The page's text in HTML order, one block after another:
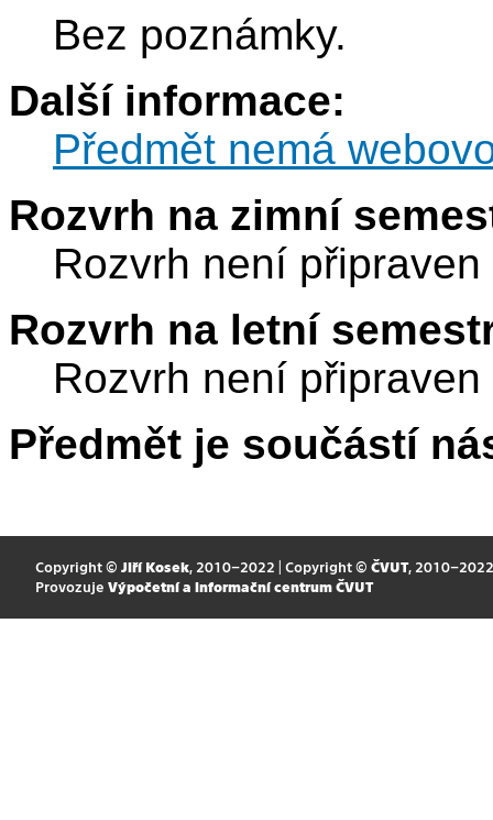
Bez poznámky.
Další informace:
Předmět nemá
Rozvrh na zimní
Rozvrh není připraven
Rozvrh na letní
Rozvrh není připraven
Předmět je součástí
Copyright © Jiří Kosek, 2010–2022 | Copyright © ČVUT, 2010–2022
Provozuje Výpočetní a informační centrum ČVUT